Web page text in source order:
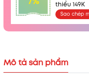
thiểu 149K
Sao chép
Mô tả sản phẩm